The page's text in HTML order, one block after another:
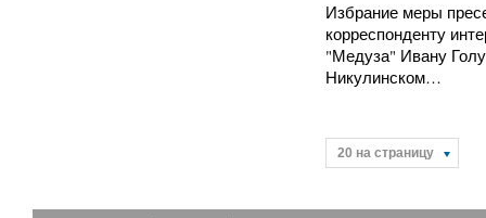
Избрание меры
корреспонденту
"Медуза" Ивану
Никулинском…
20 на страницу